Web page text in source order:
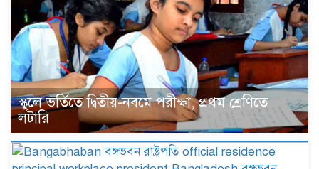
স্কুলে ভর্তিতে দ্বিতীয়-নবমে পরীক্ষা, প্রথম শ্রেণিতে
লটারি